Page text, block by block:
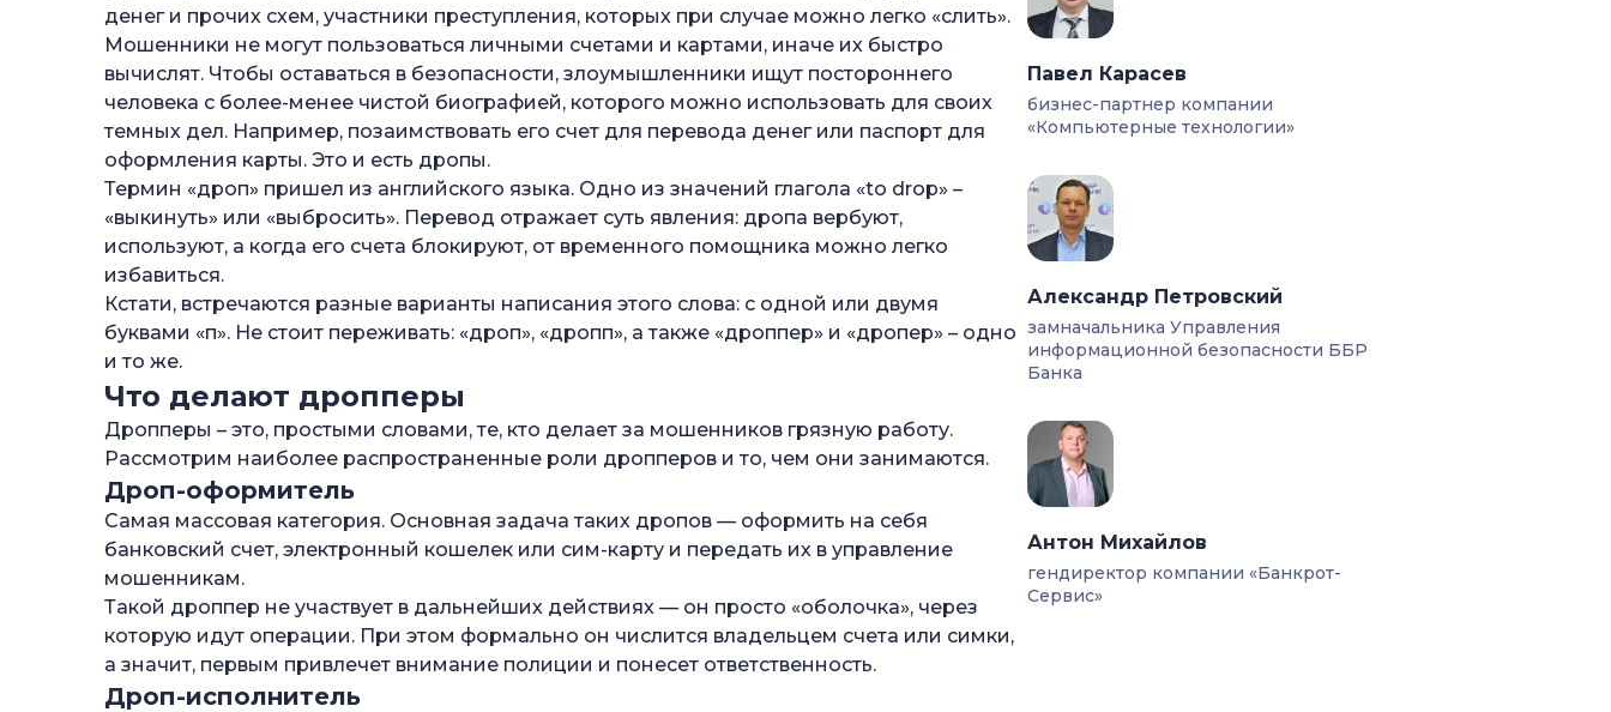
—Как становятся дроппером ненамеренно
Как становятся дроппером намеренно
—Группы риска: кто чаще всего становится дропом
—Ответственность за участие в дроппинге
—За передачу счетов или карт, переводы и другие и финансовые операции:
—За приобретение или передачу электронных или банковских средств:
Как не стать дроппером: советы по защите
—Не передавайте свои документы
— Не оформляйте счета, сим-карты или фирмы «по просьбе»
—Осторожнее с «легкими» подработками
—Проверяйте, что оформлено на вас
—Как защитить близких от дропперства
—Что делать, если вы уже стали дроппером
—Часто задаваемые вопросы
—Что значит дроппер?
—Что грозит дропу в России?
—Как вычисляют дропперов?
денег и прочих схем, участники преступления, которых при случае можно легко «слить».
Мошенники не могут пользоваться личными счетами и картами, иначе их быстро
вычислят. Чтобы оставаться в безопасности, злоумышленники ищут постороннего
человека с более-менее чистой биографией, которого можно использовать для своих
темных дел. Например, позаимствовать его счет для перевода денег или паспорт для
оформления карты. Это и есть дропы.
Термин «дроп» пришел из английского языка. Одно из значений глагола «to drop» –
«выкинуть» или «выбросить». Перевод отражает суть явления: дропа вербуют,
используют, а когда его счета блокируют, от временного помощника можно легко
избавиться.
Кстати, встречаются разные варианты написания этого слова: с одной или двумя
буквами «п». Не стоит переживать: «дроп», «дропп», а также «дроппер» и «дропер» – одно
и то же.
Что делают дропперы
Дропперы – это, простыми словами, те, кто делает за мошенников грязную работу.
Рассмотрим наиболее распространенные роли дропперов и то, чем они занимаются.
Дроп-оформитель
Самая массовая категория. Основная задача таких дропов — оформить на себя
банковский счет, электронный кошелек или сим-карту и передать их в управление
мошенникам.
Такой дроппер не участвует в дальнейших действиях — он просто «оболочка», через
которую идут операции. При этом формально он числится владельцем счета или симки,
а значит, первым привлечет внимание полиции и понесет ответственность.
Дроп-исполнитель
Павел Карасев
бизнес-партнер компании
«Компьютерные технологии»
Александр Петровский
замначальника Управления
информационной безопасности ББР
Банка
Антон Михайлов
гендиректор компании «Банкрот-
Сервис»